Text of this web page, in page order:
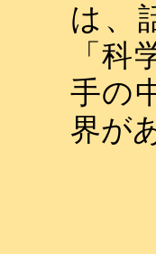
は、
「
手の
界が